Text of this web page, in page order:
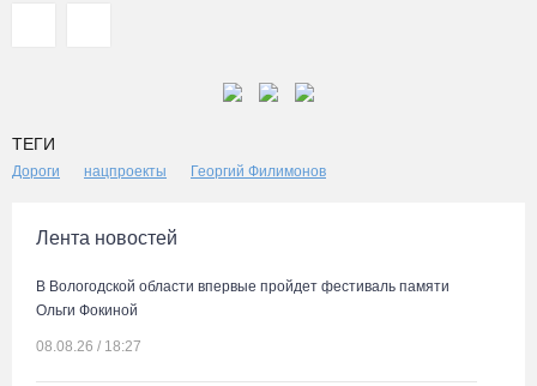
ТЕГИ
Дороги нацпроекты Георгий Филимонов
Лента новостей
В Вологодской области впервые пройдет фестиваль памяти
Ольги Фокиной
08.08.26 / 18:27